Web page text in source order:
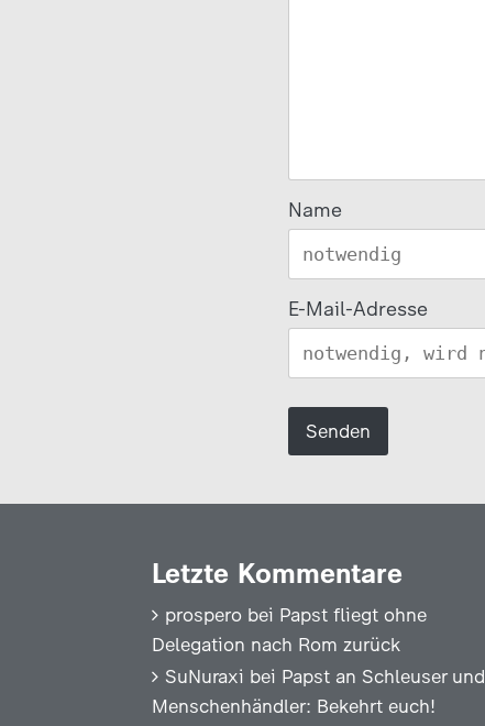
Name
E-Mail-Adresse
Letzte Kommentare
prospero bei Papst fliegt ohne
Delegation nach Rom zurück
SuNuraxi bei Papst an Schleuser und
Menschenhändler: Bekehrt euch!